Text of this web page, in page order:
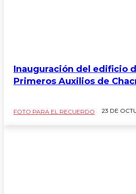
Inauguración del edificio
Primeros Auxilios de
FOTO PARA EL RECUERDO 23 DE